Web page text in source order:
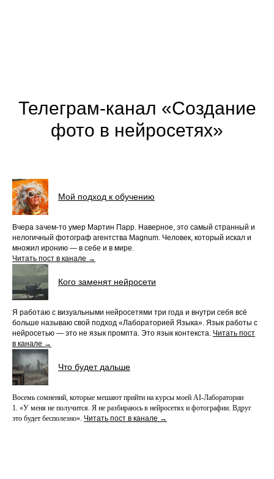
Телеграм-канал «Создание
фото в нейросетях»
Мой подход к обучению
Вчера зачем-то умер Мартин Парр. Наверное, это самый странный и
нелогичный фотограф агентства Magnum. Человек, который искал и
множил иронию — в себе и в мире.
Читать пост в канале →
Кого заменят нейросети
Я работаю с визуальными нейросетями три года и внутри себя всё
больше называю свой подход «Лабораторией Языка». Язык работы с
нейросетью — это не язык промпта. Это язык контекста. Читать пост
в канале →
Что будет дальше
Восемь сомнений, которые мешают прийти на курсы моей AI-Лаборатории
1. «У меня не получится. Я не разбираюсь в нейросетях и фотографии. Вдруг
это будет бесполезно». Читать пост в канале →